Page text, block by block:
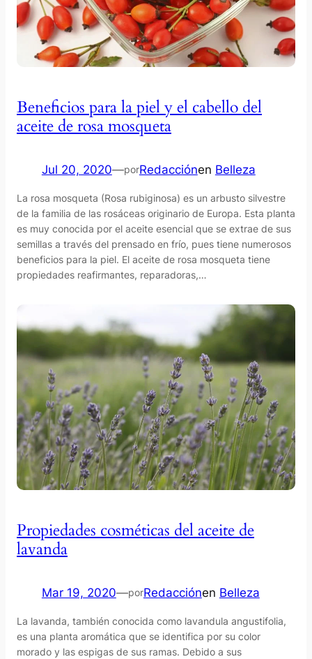
Beneficios para la piel y el cabello del
aceite de rosa mosqueta
Jul 20, 2020—porRedacciónen Belleza
La rosa mosqueta (Rosa rubiginosa) es un arbusto silvestre
de la familia de las rosáceas originario de Europa. Esta planta
es muy conocida por el aceite esencial que se extrae de sus
semillas a través del prensado en frío, pues tiene numerosos
beneficios para la piel. El aceite de rosa mosqueta tiene
propiedades reafirmantes, reparadoras,…
Propiedades cosméticas del aceite de
lavanda
Mar 19, 2020—porRedacciónen Belleza
La lavanda, también conocida como lavandula angustifolia,
es una planta aromática que se identifica por su color
morado y las espigas de sus ramas. Debido a sus